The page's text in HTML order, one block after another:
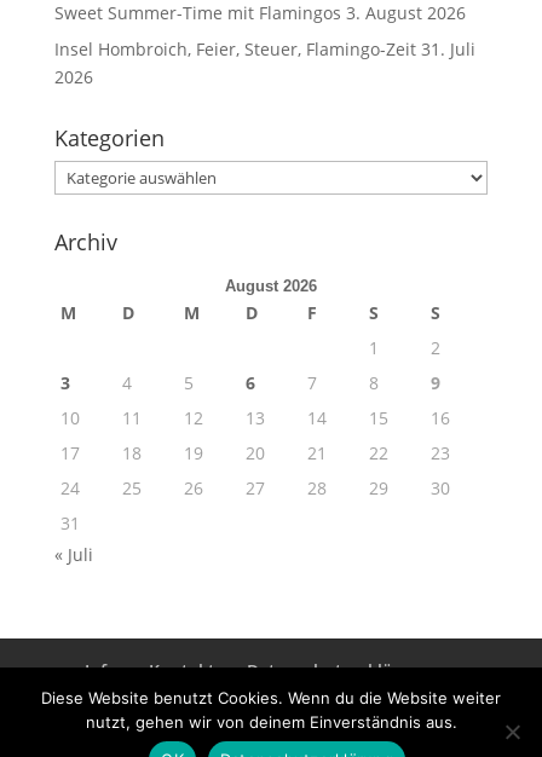
Sweet Summer-Time mit Flamingos 3. August 2026
Insel Hombroich, Feier, Steuer, Flamingo-Zeit 31. Juli
2026
Kategorien
Kategorien
Archiv
August 2026
M D M D F S
S
1
2
3
4 5 6 7 8
9
10
11 12 13 14 15
16
17
18 19 20 21 22
23
24
25 26 27 28 29
30
31
« Juli
Info Kontakt
Datenschutzerklärung
Impressum
Diese Website benutzt Cookies. Wenn du die Website weiter
nutzt, gehen wir von deinem Einverständnis aus.